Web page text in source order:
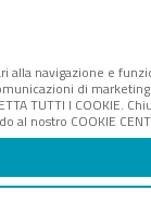
alla navigazione e
di
TUTTI I COOKIE.
al nostro COOKIE